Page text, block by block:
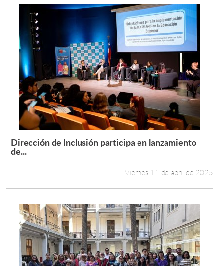
Leer más +
Dirección de Inclusión participa en lanzamiento
de...
Viernes 11 de abril de 2025